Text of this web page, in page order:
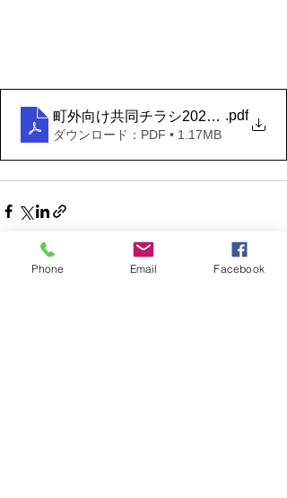
町外向け共同チラシ2025-2026（表
.pdf
ダウンロード：PDF • 1.17MB
Phone Email Facebook